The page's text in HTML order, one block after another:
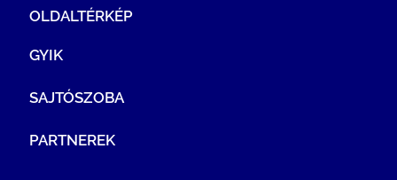
OLDALTÉRKÉP
GYIK
SAJTÓSZOBA
PARTNEREK